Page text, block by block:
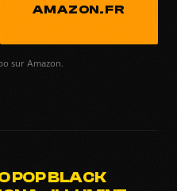
AMAZON.FR
sur Amazon.
POP BLACK